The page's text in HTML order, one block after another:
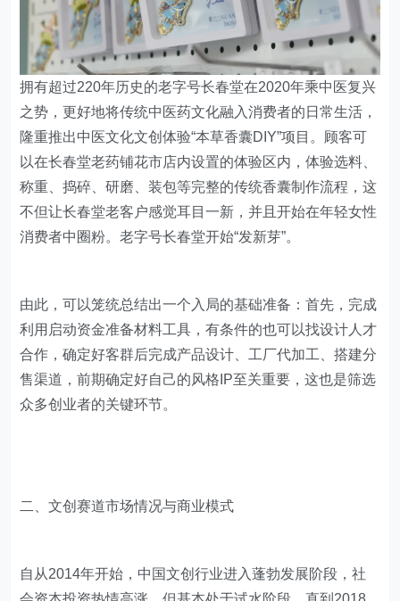
拥有超过220年历史的老字号长春堂在2020年乘中医复兴
之势，更好地将传统中医药文化融入消费者的日常生活，
隆重推出中医文化文创体验“本草香囊DIY”项目。顾客可
以在长春堂老药铺花市店内设置的体验区内，体验选料、
称重、捣碎、研磨、装包等完整的传统香囊制作流程，这
不但让长春堂老客户感觉耳目一新，并且开始在年轻女性
消费者中圈粉。老字号长春堂开始“发新芽”。
由此，可以笼统总结出一个入局的基础准备：首先，完成
利用启动资金准备材料工具，有条件的也可以找设计人才
合作，确定好客群后完成产品设计、工厂代加工、搭建分
售渠道，前期确定好自己的风格IP至关重要，这也是筛选
众多创业者的关键环节。
二、文创赛道市场情况与商业模式
自从2014年开始，中国文创行业进入蓬勃发展阶段，社